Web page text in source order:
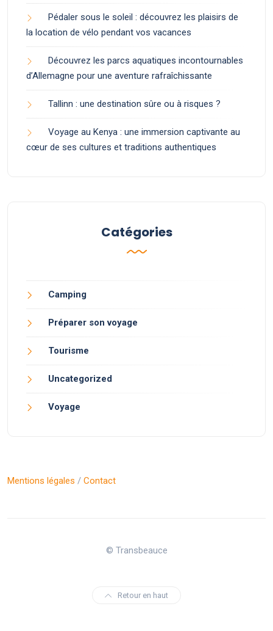
Pédaler sous le soleil : découvrez les plaisirs de
la location de vélo pendant vos vacances
Découvrez les parcs aquatiques incontournables
d’Allemagne pour une aventure rafraîchissante
Tallinn : une destination sûre ou à risques ?
Voyage au Kenya : une immersion captivante au
cœur de ses cultures et traditions authentiques
Catégories
Camping
Préparer son voyage
Tourisme
Uncategorized
Voyage
Mentions légales / Contact
© Transbeauce
Retour en haut